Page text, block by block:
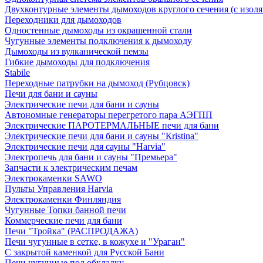
Двухконтурные элементы дымоходов круглого сечения (с
Переходники для дымоходов
Одностенные дымоходы из окрашенной стали
Чугунные элементы подключения к дымоходу
Дымоходы из вулканической пемзы
Гибкие дымоходы для подключения
Stabile
Переходные патрубки на дымоход (Рубцовск)
Печи для бани и сауны
Электрические печи для бани и сауны
Автономные генераторы перегретого пара АЭГПП
Электрические ПАРОТЕРМАЛЬНЫЕ печи для бани
Электрические печи для бани и сауны "Кristina"
Электрические печи для сауны "Harvia"
Электропечь для бани и сауны "Премьера"
Запчасти к электрическим печам
Электрокаменки SAWO
Пульты Управления Harvia
Электрокаменки Финляндия
Чугунные Топки банной печи
Коммерческие печи для бани
Печи "Тройка" (РАСПРОДАЖА)
Печи чугунные в сетке, в кожухе и "Ураган"
С закрытой каменкой для Русской Бани